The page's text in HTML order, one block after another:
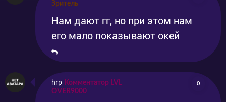
2021-10-17
Зритель
Нам дают гг, но при этом нам
его мало показывают окей
hrp Комментатор LVL
OVER9000
0